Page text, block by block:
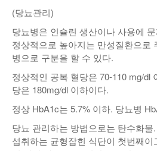
(당뇨관리)
당뇨병은 인슐린 생산이나 사용에
정상적으로 높아지는 만성질환으로
병으로 구분을 할 수 있다.
정상적인 공복 혈당은 70-110 mg/dl
당은 180mg/dl 이하이다.
정상 HbA1c는 5.7% 이하. 당뇨병
당뇨 관리하는 방법으로는 탄수화
섭취하는 균형잡힌 식단이 첫번째